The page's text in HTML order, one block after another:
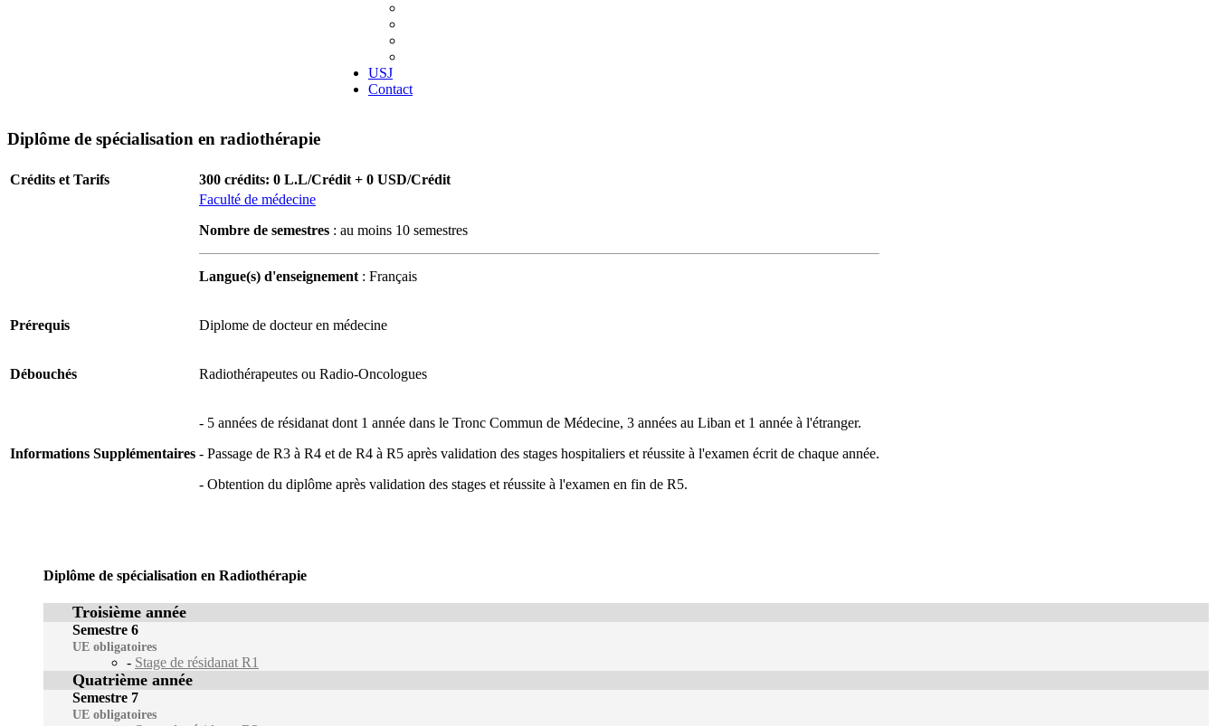
USJ
Contact
Diplôme de spécialisation en radiothérapie
Crédits et Tarifs
300 crédits: 0 L.L/Crédit + 0 USD/Crédit
Faculté de médecine
Nombre de semestres : au moins 10 semestres
Langue(s) d'enseignement: Français
Prérequis Diplome de docteur en médecine
Débouchés Radiothérapeutes ou Radio-Oncologues
Informations Supplémentaires
- 5 années de résidanat dont 1 année dans le Tronc Commun de Médecine, 3 années au Liban et 1 année à l'étranger.
- Passage de R3 à R4 et de R4 à R5 après validation des stages hospitaliers et réussite à l'examen écrit de chaque année.
- Obtention du diplôme après validation des stages et réussite à l'examen en fin de R5.
Diplôme de spécialisation en Radiothérapie
Troisième année
Semestre 6
UE obligatoires
- Stage de résidanat R1
Quatrième année
Semestre 7
UE obligatoires